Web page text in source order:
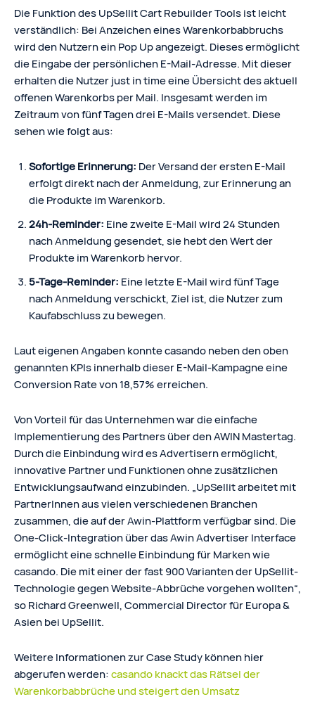
Die Funktion des UpSellit Cart Rebuilder Tools ist leicht
verständlich: Bei Anzeichen eines Warenkorbabbruchs
wird den Nutzern ein Pop Up angezeigt. Dieses ermöglicht
die Eingabe der persönlichen E-Mail-Adresse. Mit dieser
erhalten die Nutzer just in time eine Übersicht des aktuell
offenen Warenkorbs per Mail. Insgesamt werden im
Zeitraum von fünf Tagen drei E-Mails versendet. Diese
sehen wie folgt aus:
Sofortige Erinnerung: Der Versand der ersten E-Mail
erfolgt direkt nach der Anmeldung, zur Erinnerung an
die Produkte im Warenkorb.
24h-Reminder: Eine zweite E-Mail wird 24 Stunden
nach Anmeldung gesendet, sie hebt den Wert der
Produkte im Warenkorb hervor.
5-Tage-Reminder: Eine letzte E-Mail wird fünf Tage
nach Anmeldung verschickt, Ziel ist, die Nutzer zum
Kaufabschluss zu bewegen.
Laut eigenen Angaben konnte casando neben den oben
genannten KPIs innerhalb dieser E-Mail-Kampagne eine
Conversion Rate von 18,57% erreichen.
Von Vorteil für das Unternehmen war die einfache
Implementierung des Partners über den AWIN Mastertag.
Durch die Einbindung wird es Advertisern ermöglicht,
innovative Partner und Funktionen ohne zusätzlichen
Entwicklungsaufwand einzubinden. „UpSellit arbeitet mit
PartnerInnen aus vielen verschiedenen Branchen
zusammen, die auf der Awin-Plattform verfügbar sind. Die
One-Click-Integration über das Awin Advertiser Interface
ermöglicht eine schnelle Einbindung für Marken wie
casando. Die mit einer der fast 900 Varianten der UpSellit-
Technologie gegen Website-Abbrüche vorgehen wollten“,
so Richard Greenwell, Commercial Director für Europa &
Asien bei UpSellit.
Weitere Informationen zur Case Study können hier
abgerufen werden:casando knackt das Rätsel der
Warenkorbabbrüche und steigert den Umsatz